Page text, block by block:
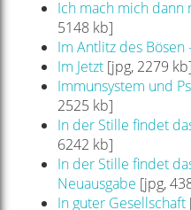
Ich mach mich dann
5148 kb]
Im Antlitz des Bösen
Im Jetzt[jpg, 2279 kb]
Immunsystem und
2525 kb]
In der Stille findet
6242 kb]
In der Stille findet
Neuausgabe [jpg,
In guter Gesellschaft